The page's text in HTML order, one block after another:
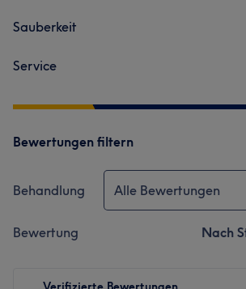
Sauberkeit
Service
Bewertungen filtern
Behandlung Alle Bewertungen
Bewertung Nach